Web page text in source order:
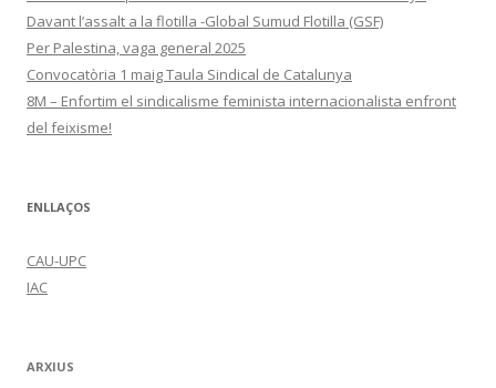
Davant l’assalt a la flotilla -Global Sumud Flotilla (GSF)
Per Palestina, vaga general 2025
Convocatòria 1 maig Taula Sindical de Catalunya
8M – Enfortim el sindicalisme feminista internacionalista enfront
del feixisme!
ENLLAÇOS
CAU-UPC
IAC
ARXIUS